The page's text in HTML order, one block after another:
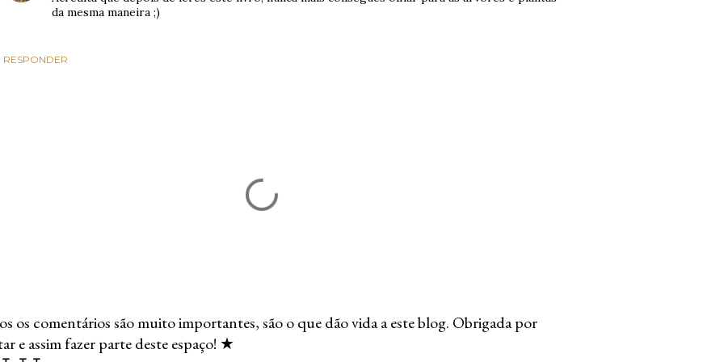
RESPONDER
da mesma maneira ;)
os comentários são muito importantes, são o que dão vida a este blog. Obrigada por
e assim fazer parte deste espaço! ★